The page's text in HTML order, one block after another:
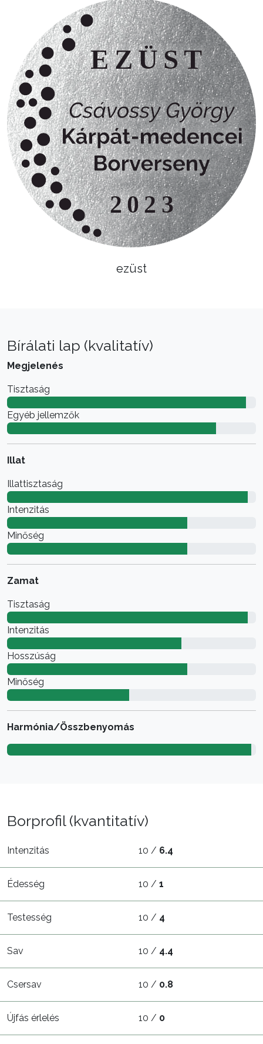
ezüst
Bírálati lap (kvalitatív)
Megjelenés
Tisztaság
Egyéb jellemzők
Illat
Illattisztaság
Intenzitás
Minőség
Zamat
Tisztaság
Intenzitás
Hosszúság
Minőség
Harmónia/Összbenyomás
Borprofil (kvantitatív)
Intenzitás 10 / 6.4
Édesség 10 / 1
Testesség 10 / 4
Sav 10 / 4.4
Csersav 10 / 0.8
Újfás érlelés 10 / 0